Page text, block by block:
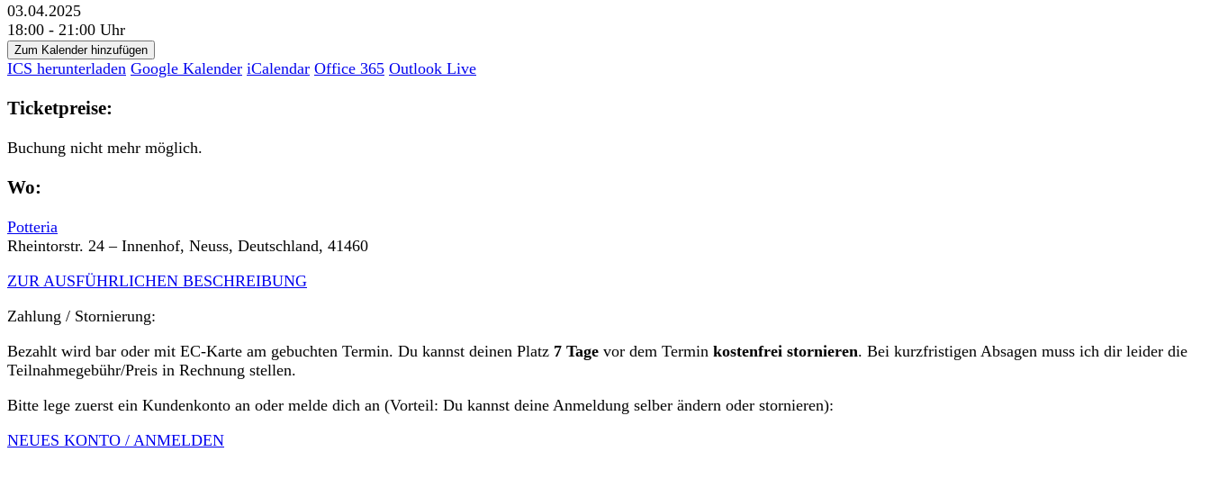
03.04.2025
18:00 - 21:00 Uhr
Zum Kalender hinzufügen
ICS herunterladen Google Kalender iCalendar Office 365 Outlook Live
Ticketpreise:
Buchung nicht mehr möglich.
Wo:
Potteria
Rheintorstr. 24 – Innenhof, Neuss, Deutschland, 41460
ZUR AUSFÜHRLICHEN BESCHREIBUNG
Zahlung / Stornierung:
Bezahlt wird bar oder mit EC-Karte am gebuchten Termin. Du kannst deinen Platz 7 Tage vor dem Termin kostenfrei stornieren. Bei kurzfristigen Absagen muss ich dir leider die
Teilnahmegebühr/Preis in Rechnung stellen.
Bitte lege zuerst ein Kundenkonto an oder melde dich an (Vorteil: Du kannst deine Anmeldung selber ändern oder stornieren):
NEUES KONTO / ANMELDEN